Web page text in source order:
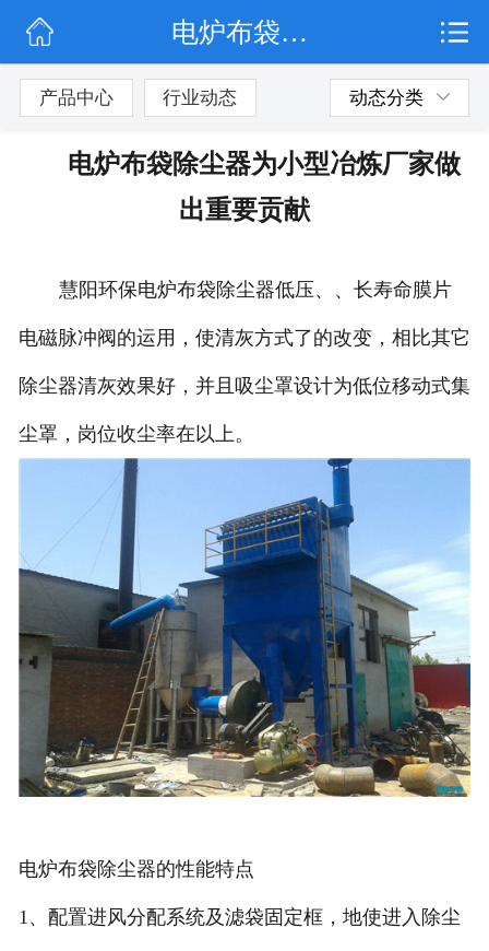
公司简介
电炉布袋除尘器为小型冶炼厂家做出重要贡献
产品中心 行业动态 动态分类
电炉布袋除尘器为小型冶炼厂家做
出重要贡献
慧阳环保电炉布袋除尘器低压、、长寿命膜片
电磁脉冲阀的运用，使清灰方式了的改变，相比其它
除尘器清灰效果好，并且吸尘罩设计为低位移动式集
尘罩，岗位收尘率在以上。
电炉布袋除尘器的性能特点
1、配置进风分配系统及滤袋固定框，地使进入除尘